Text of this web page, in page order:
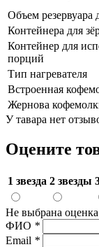
Объем резервуара
Контейнера для
Контейнер для
порций
Тип нагревателя
Встроенная
Жернова
У тавара нет
Оцените
1 звезда 2 звезды
Не выбрана
ФИО *
Email *